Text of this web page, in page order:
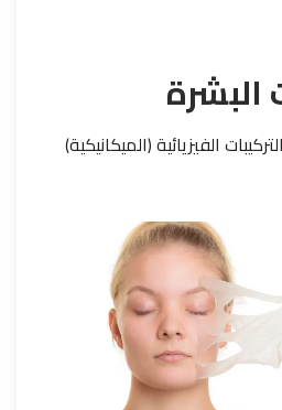
الفيزيائية (الميكانيكية)